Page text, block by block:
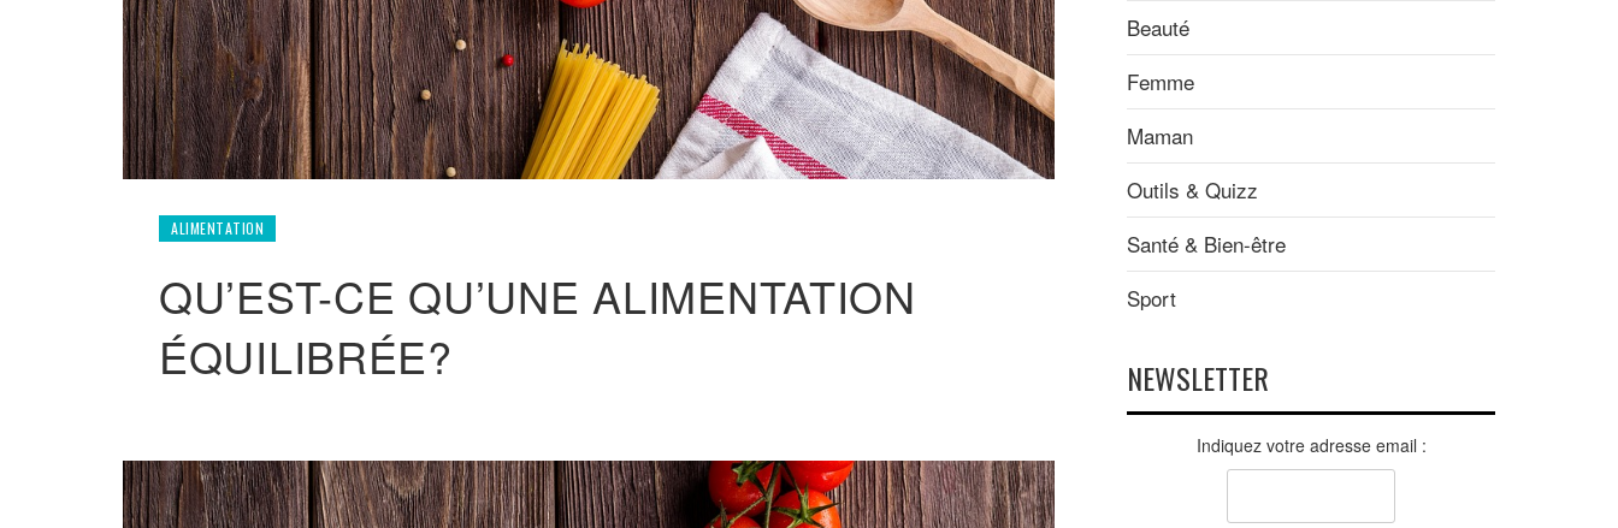
ALIMENTATION
QU’EST-CE QU’UNE ALIMENTATION
ÉQUILIBRÉE?
Beauté
Femme
Maman
Outils & Quizz
Santé & Bien-être
Sport
NEWSLETTER
Indiquez votre adresse email :